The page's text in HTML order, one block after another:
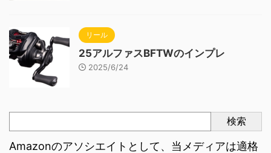
リール
25アルファスBFTWのインプレ
2025/6/24
検索
Amazonのアソシエイトとして、当メディアは適格